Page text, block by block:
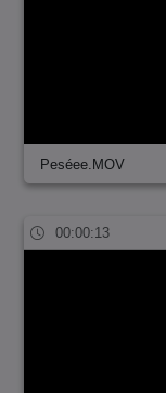
Peséee.MOV
00:00:13